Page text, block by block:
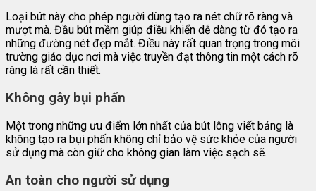
Loại bút này cho phép người dùng tạo ra nét chữ rõ ràng và
mượt mà. Đầu bút mềm giúp điều khiển dễ dàng từ đó tạo ra
những đường nét đẹp mắt. Điều này rất quan trọng trong môi
trường giáo dục nơi mà việc truyền đạt thông tin một cách rõ
ràng là rất cần thiết.
Không gây bụi phấn
Một trong những ưu điểm lớn nhất của bút lông viết bảng là
không tạo ra bụi phấn không chỉ bảo vệ sức khỏe của người
sử dụng mà còn giữ cho không gian làm việc sạch sẽ.
An toàn cho người sử dụng